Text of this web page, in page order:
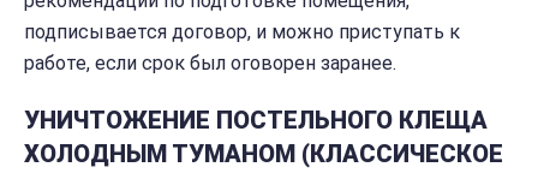
подписывается договор, и можно приступать к
работе, если срок был оговорен заранее.
УНИЧТОЖЕНИЕ ПОСТЕЛЬНОГО КЛЕЩА
ХОЛОДНЫМ ТУМАНОМ (КЛАССИЧЕСКОЕ